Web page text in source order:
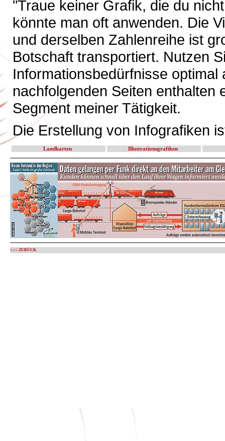
"Traue keiner Grafik, die du
könnte man oft anwenden. Die
und derselben Zahlenreihe ist
Botschaft transportiert. Nutzen
Informationsbedürfnisse
nachfolgenden Seiten enthalten
Segment meiner Tätigkeit.
Die Erstellung von Infografiken
Landkarten Illustrationsgrafiken
<<< ZURÜCK